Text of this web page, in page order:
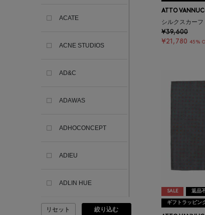
ACATE
ACNE STUDIOS
AD&C
ADAWAS
ADHOCONCEPT
ADIEU
ADLIN HUE
ADVISORY BOARD
リセット 絞り込む
ATTO
シルクスカーフ
¥39,600
¥21,780 45%
SALE 返品
ギフトラッピン